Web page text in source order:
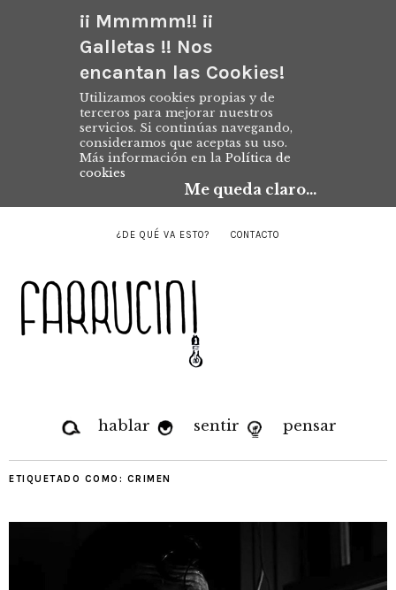
¡¡ Mmmmm!! ¡¡
Galletas !! Nos
encantan las Cookies!
Utilizamos cookies propias y de
terceros para mejorar nuestros
servicios. Si continúas navegando,
consideramos que aceptas su uso.
Más información en la Política de
cookies
Me queda claro...
¿DE QUÉ VA ESTO? CONTACTO
hablar sentir pensar
ETIQUETADO COMO: CRIMEN